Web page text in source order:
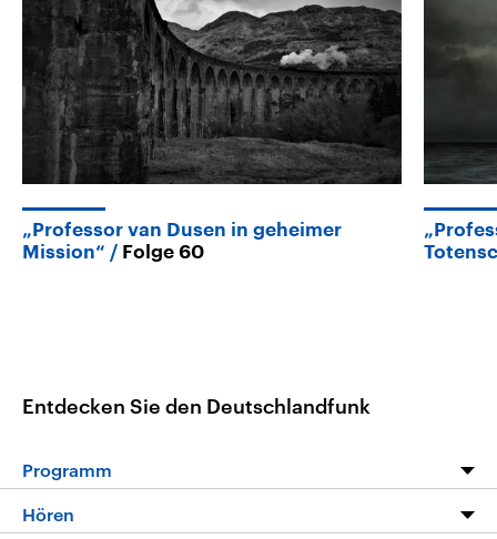
„Professor van Dusen in geheimer
Mission“
Folge 60
Entdecken Sie den Deutschlandfunk
Programm
Programm
Hören